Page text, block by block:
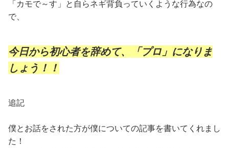
「カモで～す」と自らネギ背負っていくような行為なの
で、
今日から初心者を辞めて、「プロ」になりま
しょう！！
追記
僕とお話をされた方が僕についての記事を書いてくれまし
た！